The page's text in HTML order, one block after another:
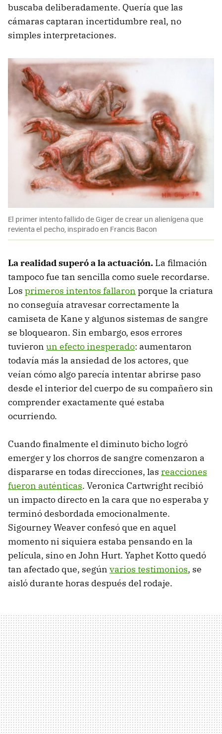
buscaba deliberadamente. Quería que las
cámaras captaran incertidumbre real, no
simples interpretaciones.
El primer intento fallido de Giger de crear un alienígena que
revienta el pecho, inspirado en Francis Bacon
La realidad superó a la actuación. La filmación
tampoco fue tan sencilla como suele recordarse.
Los primeros intentos fallaron porque la criatura
no conseguía atravesar correctamente la
camiseta de Kane y algunos sistemas de sangre
se bloquearon. Sin embargo, esos errores
tuvieron un efecto inesperado: aumentaron
todavía más la ansiedad de los actores, que
veían cómo algo parecía intentar abrirse paso
desde el interior del cuerpo de su compañero sin
comprender exactamente qué estaba
ocurriendo.
Cuando finalmente el diminuto bicho logró
emerger y los chorros de sangre comenzaron a
dispararse en todas direcciones, las reacciones
fueron auténticas. Veronica Cartwright recibió
un impacto directo en la cara que no esperaba y
terminó desbordada emocionalmente.
Sigourney Weaver confesó que en aquel
momento ni siquiera estaba pensando en la
película, sino en John Hurt. Yaphet Kotto quedó
tan afectado que, según varios testimonios, se
aisló durante horas después del rodaje.